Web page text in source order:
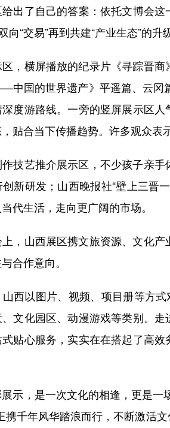
出了自己的答案：依托文博会
向“交易”再到共建“产业生态”的升
横屏播放的纪录片《寻踪晋商
中国的世界遗产》平遥篇、云
度游路线。一旁的竖屏展示区
贴合当下传播趋势。许多观众表
艺推介展示区，不少孩子亲手
新研发；山西晚报社“壁上三晋
代生活，走向更广阔的市场。
山西展区携文旅资源、文化产
合作意向。
以图片、视频、项目册等方式
文化园区、动漫游戏等类别。
贴心服务，实实在在搭起了高
，是一次文化的相逢，更是一场
携千年风华踏浪而行，不断激活